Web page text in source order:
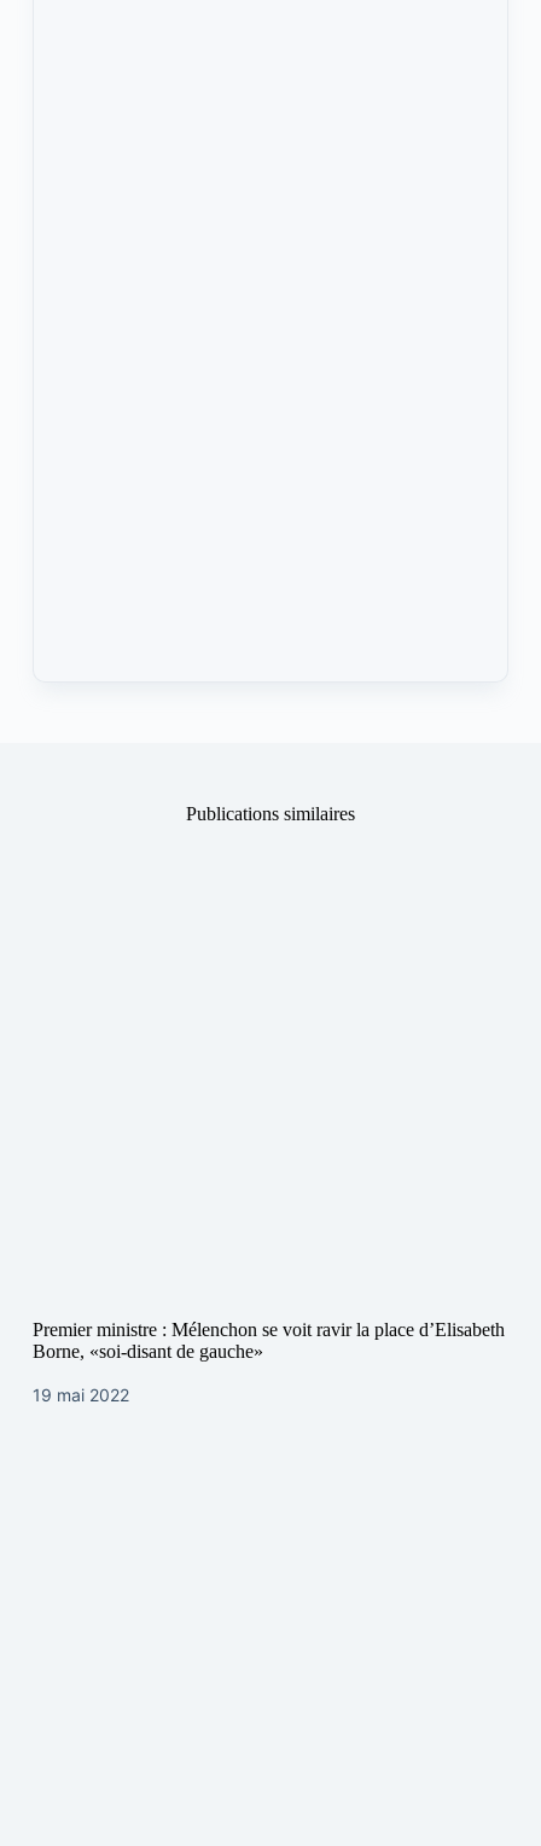
Publications similaires
Premier ministre : Mélenchon se voit ravir la place d’Elisabeth
Borne, «soi-disant de gauche»
19 mai 2022